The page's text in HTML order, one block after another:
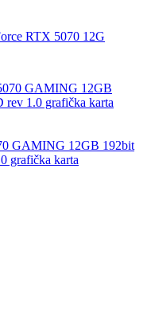
RTX 5070 12G
GAMING 12GB 192bit
grafička karta